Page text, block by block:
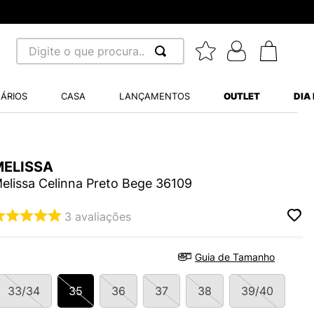
Digite o que procura...
CASA LANÇAMENTOS OUTLET DIA
Celinna Preto Bege 36109
3 avaliações
Guia de Tamanho
33/34 35 36 37 38 39/40
BALANCE 530
VANS ULTRARANGE